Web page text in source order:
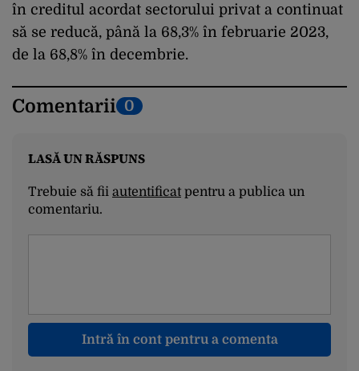
în creditul acordat sectorului privat a continuat
să se reducă, până la 68,3% în februarie 2023,
de la 68,8% în decembrie.
Comentarii 0
LASĂ UN RĂSPUNS
Trebuie să fii autentificatpentru a publica un
comentariu.
Intră în cont pentru a comenta